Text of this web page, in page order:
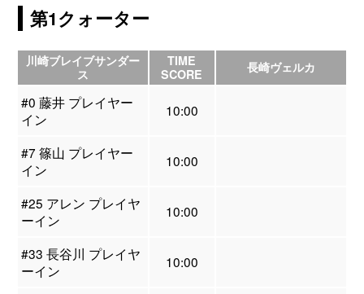
第1クォーター
川崎ブレイブサンダー
ス
TIME
SCORE
長崎ヴェルカ
#0 藤井 プレイヤー
イン
10:00
#7 篠山 プレイヤー
イン
10:00
#25 アレン プレイヤ
ーイン
10:00
#33 長谷川 プレイヤ
ーイン
10:00